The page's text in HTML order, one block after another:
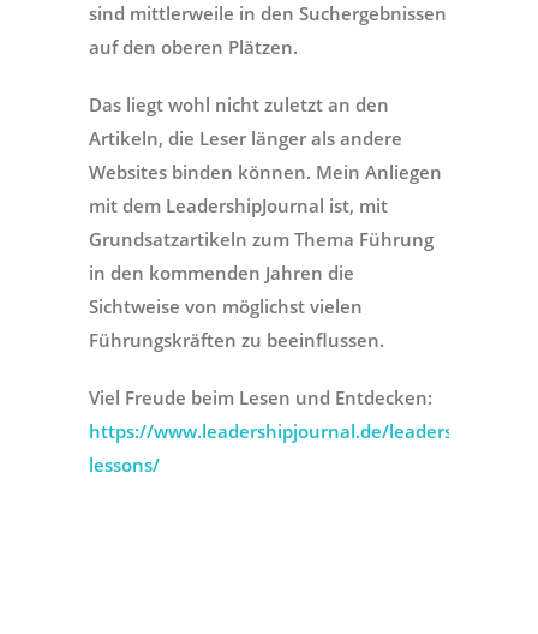
sind mittlerweile in den Suchergebnissen
auf den oberen Plätzen.
Das liegt wohl nicht zuletzt an den
Artikeln, die Leser länger als andere
Websites binden können. Mein Anliegen
mit dem LeadershipJournal ist, mit
Grundsatzartikeln zum Thema Führung
in den kommenden Jahren die
Sichtweise von möglichst vielen
Führungskräften zu beeinflussen.
Viel Freude beim Lesen und Entdecken:
https://www.leadershipjournal.de/leadership-
lessons/